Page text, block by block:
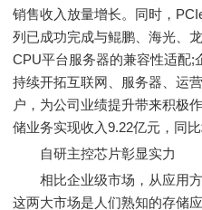
销售收入放量增长。同时，
列已成功完成与鲲鹏、海光、
CPU平台服务器的兼容性适配;
持续开拓互联网、服务器、运
户，为公司业绩提升带来积极
储业务实现收入9.22亿元，同
自研主控芯片彰显实力
相比企业级市场，从应用方
这两大市场是人们熟知的存储